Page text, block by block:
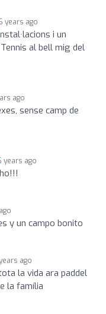
years ago
i un
al bell mig del
ago
sense camp de
years ago
y un campo bonito
ago
la vida ara paddel
la família